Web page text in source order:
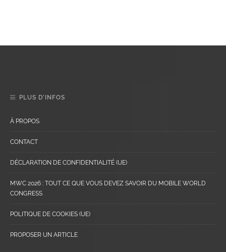
PLUS D’INFOS
À PROPOS
CONTACT
DÉCLARATION DE CONFIDENTIALITÉ (UE)
MWC 2026 : TOUT CE QUE VOUS DEVEZ SAVOIR DU MOBILE WORLD
CONGRESS
POLITIQUE DE COOKIES (UE)
PROPOSER UN ARTICLE